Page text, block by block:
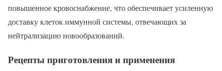
повышенное кровоснабжение, что обеспечивает усиленную
доставку клеток иммунной системы, отвечающих за
нейтрализацию новообразований.
Рецепты приготовления и применения